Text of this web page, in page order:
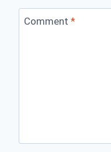
Comment *